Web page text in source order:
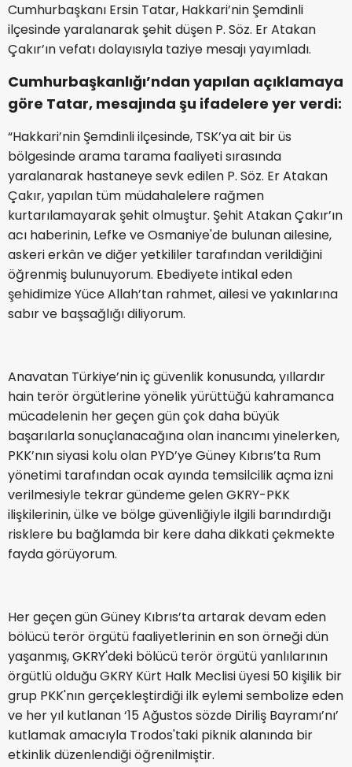
Cumhurbaşkanı Ersin Tatar, Hakkari’nin Şemdinli
ilçesinde yaralanarak şehit düşen P. Söz. Er Atakan
Çakır’ın vefatı dolayısıyla taziye mesajı yayımladı.
Cumhurbaşkanlığı’ndan yapılan açıklamaya
göre Tatar, mesajında şu ifadelere yer verdi:
“Hakkari’nin Şemdinli ilçesinde, TSK’ya ait bir üs
bölgesinde arama tarama faaliyeti sırasında
yaralanarak hastaneye sevk edilen P. Söz. Er Atakan
Çakır, yapılan tüm müdahalelere rağmen
kurtarılamayarak şehit olmuştur. Şehit Atakan Çakır’ın
acı haberinin, Lefke ve Osmaniye'de bulunan ailesine,
askeri erkân ve diğer yetkililer tarafından verildiğini
öğrenmiş bulunuyorum. Ebediyete intikal eden
şehidimize Yüce Allah’tan rahmet, ailesi ve yakınlarına
sabır ve başsağlığı diliyorum.
Anavatan Türkiye’nin iç güvenlik konusunda, yıllardır
hain terör örgütlerine yönelik yürüttüğü kahramanca
mücadelenin her geçen gün çok daha büyük
başarılarla sonuçlanacağına olan inancımı yinelerken,
PKK’nın siyasi kolu olan PYD’ye Güney Kıbrıs’ta Rum
yönetimi tarafından ocak ayında temsilcilik açma izni
verilmesiyle tekrar gündeme gelen GKRY-PKK
ilişkilerinin, ülke ve bölge güvenliğiyle ilgili barındırdığı
risklere bu bağlamda bir kere daha dikkati çekmekte
fayda görüyorum.
Her geçen gün Güney Kıbrıs’ta artarak devam eden
bölücü terör örgütü faaliyetlerinin en son örneği dün
yaşanmış, GKRY'deki bölücü terör örgütü yanlılarının
örgütlü olduğu GKRY Kürt Halk Meclisi üyesi 50 kişilik bir
grup PKK'nın gerçekleştirdiği ilk eylemi sembolize eden
ve her yıl kutlanan ‘15 Ağustos sözde Diriliş Bayramı’nı’
kutlamak amacıyla Trodos'taki piknik alanında bir
etkinlik düzenlendiği öğrenilmiştir.